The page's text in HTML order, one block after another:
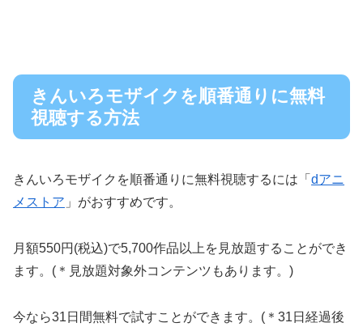
きんいろモザイクを順番通りに無料
視聴する方法
きんいろモザイクを順番通りに無料視聴するには「 dアニ
メストア 」がおすすめです。
月額550円(税込)で5,700作品以上を見放題することができ
ます。(＊見放題対象外コンテンツもあります。)
今なら31日間無料で試すことができます。(＊31日経過後